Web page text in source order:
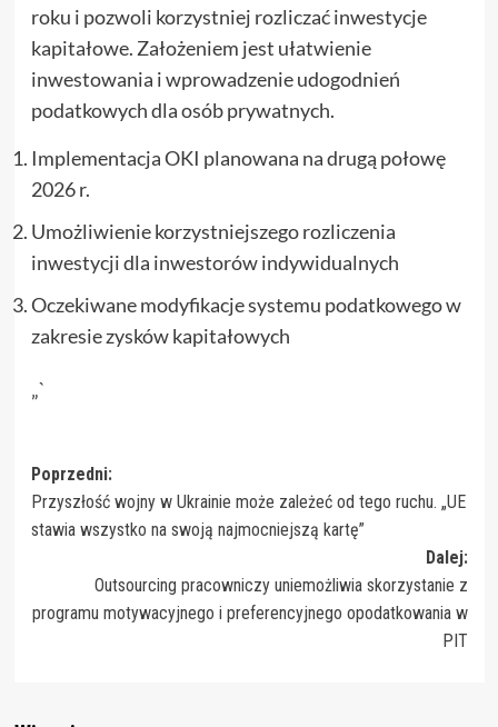
roku i pozwoli korzystniej rozliczać inwestycje
kapitałowe. Założeniem jest ułatwienie
inwestowania i wprowadzenie udogodnień
podatkowych dla osób prywatnych.
Implementacja OKI planowana na drugą połowę
2026 r.
Umożliwienie korzystniejszego rozliczenia
inwestycji dla inwestorów indywidualnych
Oczekiwane modyfikacje systemu podatkowego w
zakresie zysków kapitałowych
„`
Zobacz
wpisy
Poprzedni:
Przyszłość wojny w Ukrainie może zależeć od tego ruchu. „UE
stawia wszystko na swoją najmocniejszą kartę”
Dalej:
Outsourcing pracowniczy uniemożliwia skorzystanie z
programu motywacyjnego i preferencyjnego opodatkowania w
PIT